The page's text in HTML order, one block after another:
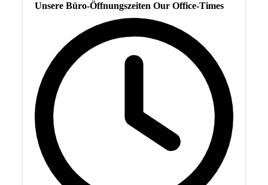
Unsere Büro-Öffnungszeiten Our Office-Times